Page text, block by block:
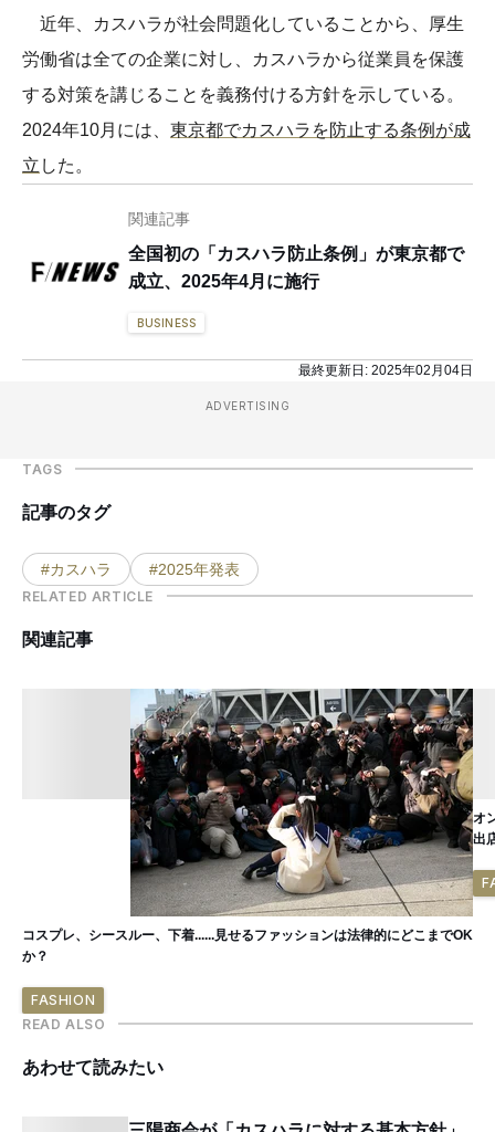
近年、カスハラが社会問題化していることから、厚生
労働省は全ての企業に対し、カスハラから従業員を保護
する対策を講じることを義務付ける方針を示している。
2024年10月には、 東京都でカスハラを防止する条例が成
立 した。
関連記事
全国初の「カスハラ防止条例」が東京都で
成立、2025年4月に施行
BUSINESS
最終更新日: 2025年02月04日
ADVERTISING
TAGS
記事のタグ
#カスハラ #2025年発表
RELATED ARTICLE
関連記事
コスプレ、シースルー、下着......見せるファッションは法律的にどこまでOK
か？
FASHION
オ
出
READ ALSO
あわせて読みたい